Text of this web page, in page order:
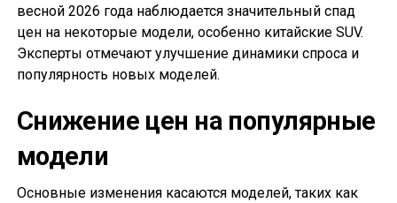
весной 2026 года наблюдается значительный спад
цен на некоторые модели, особенно китайские SUV.
Эксперты отмечают улучшение динамики спроса и
популярность новых моделей.
Снижение цен на популярные
модели
Основные изменения касаются моделей, таких как